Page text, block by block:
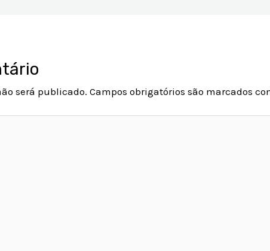
será publicado. Campos obrigatórios são marcados